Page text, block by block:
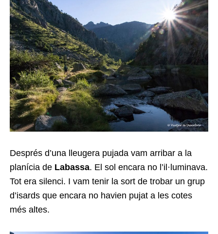
Després d’una lleugera pujada vam arribar a la
planícia de Labassa. El sol encara no l’il·luminava.
Tot era silenci. I vam tenir la sort de trobar un grup
d’isards que encara no havien pujat a les cotes
més altes.